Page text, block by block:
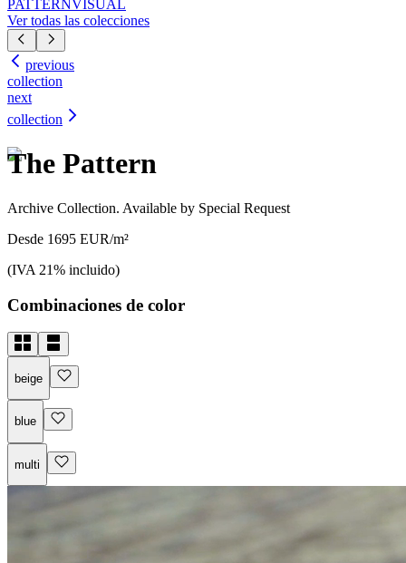
PATTERNVISUAL
Ver todas las colecciones
previous
collection
next
collection
The Pattern
Archive Collection. Available by Special Request
Desde 1695 EUR/m²
(IVA 21% incluido)
Combinaciones de color
beige
blue
multi